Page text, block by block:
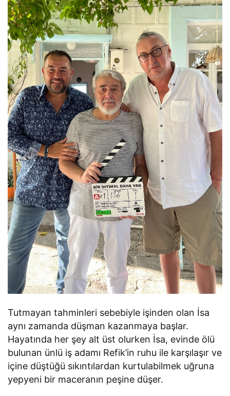
Tutmayan tahminleri sebebiyle işinden olan İsa
aynı zamanda düşman kazanmaya başlar.
Hayatında her şey alt üst olurken İsa, evinde ölü
bulunan ünlü iş adamı Refik’in ruhu ile karşılaşır ve
içine düştüğü sıkıntılardan kurtulabilmek uğruna
yepyeni bir maceranın peşine düşer.